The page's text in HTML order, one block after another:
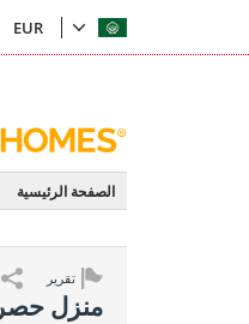
الصفحة الرئيسية
تقرير
منزل
EUR